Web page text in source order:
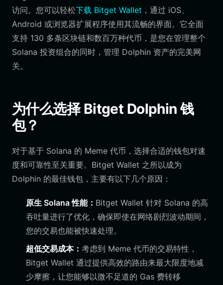
访问。您可以轻松下载 Bitget Wallet ，通过 iOS、
Android 或浏览器扩展程序使用其流畅的界面。它全面
支持 130 多条区块链和数百万种代币，是您在管理整个
Solana 投资组合的同时，管理 Dolphin 资产的完美网
关。
为什么选择 Bitget Dolphin 钱
包？
对于基于 Solana 的 Meme 代币，选择合适的钱包对速
度和可靠性至关重要。Bitget Wallet 之所以成为
Dolphin 的最佳钱包，主要有以下几个原因：
原生 Solana 性能： Bitget Wallet 针对 Solana 的高
吞吐量进行了优化，确保即使在网络剧烈波动期间，
您的交易也能被快速处理。
超低交易成本： 考虑到 Meme 代币的交易特性，
Bitget Wallet 通过提供高效的路由来最大限度地减
少摩擦，让您能够以微不足道的 Gas 费转移